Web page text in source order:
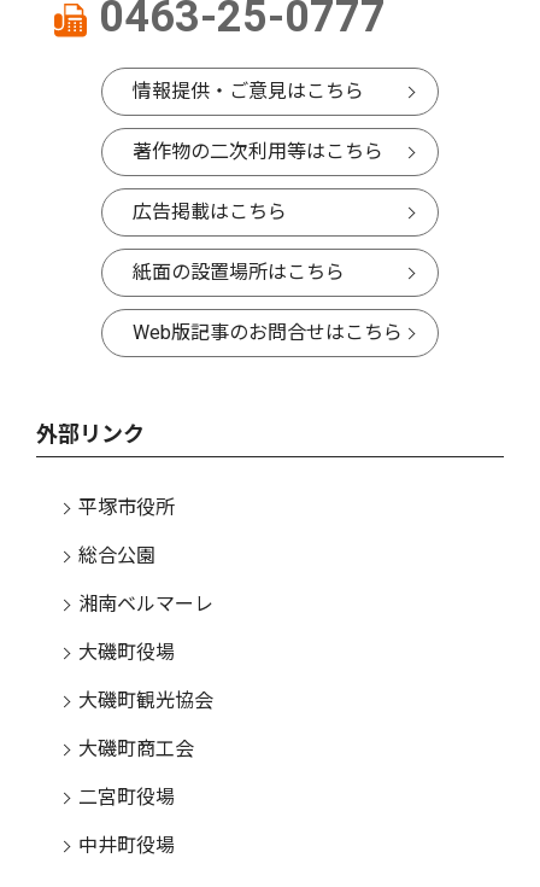
0463-25-0777
情報提供・ご意見はこちら
著作物の二次利用等はこちら
広告掲載はこちら
紙面の設置場所はこちら
Web版記事のお問合せはこちら
外部リンク
平塚市役所
総合公園
湘南ベルマーレ
大磯町役場
大磯町観光協会
大磯町商工会
二宮町役場
中井町役場